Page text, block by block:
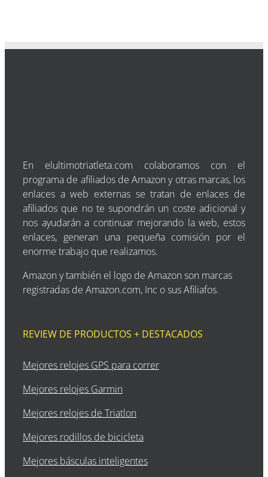
En elultimotriatleta.com colaboramos con el
programa de afiliados de Amazon y otras marcas, los
enlaces a web externas se tratan de enlaces de
afiliados que no te supondrán un coste adicional y
nos ayudarán a continuar mejorando la web, estos
enlaces, generan una pequeña comisión por el
enorme trabajo que realizamos.
Amazon y también el logo de Amazon son marcas
registradas de Amazon.com, Inc o sus Afiliafos.
REVIEW DE PRODUCTOS + DESTACADOS
Mejores relojes GPS para correr
Mejores relojes Garmin
Mejores relojes de Triatlon
Mejores rodillos de bicicleta
Mejores básculas inteligentes